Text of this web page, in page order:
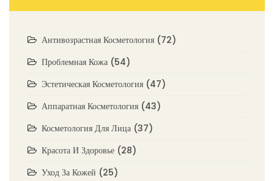
Антивозрастная Косметология (72)
Проблемная Кожа (54)
Эстетическая Косметология (47)
Аппаратная Косметология (43)
Косметология Для Лица (37)
Красота И Здоровье (28)
Уход За Кожей (25)